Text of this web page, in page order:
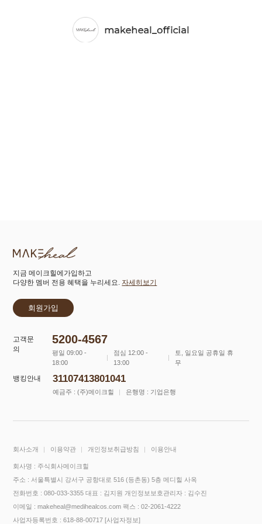
지금 메이크힐에가입하고
다양한 멤버 전용 혜택을 누리세요.자세히보기
회원가입
고객문
의
5200-4567
평일 09:00 -
18:00
점심 12:00 -
13:00
토, 일요일 공휴일 휴
무
뱅킹안내 31107413801041
예금주 : (주)메이크힐 은행명 : 기업은행
회사소개 이용약관 개인정보취급방침 이용안내
회사명 : 주식회사메이크힐
주소 : 서울특별시 강서구 공항대로 516 (등촌동) 5층 메디힐 사옥
전화번호 : 080-033-3355 대표 : 김지원 개인정보보호관리자 : 김수진
이메일 : makeheal@medihealcos.com 팩스 : 02-2061-4222
사업자등록번호 : 618-88-00717 [사업자정보]